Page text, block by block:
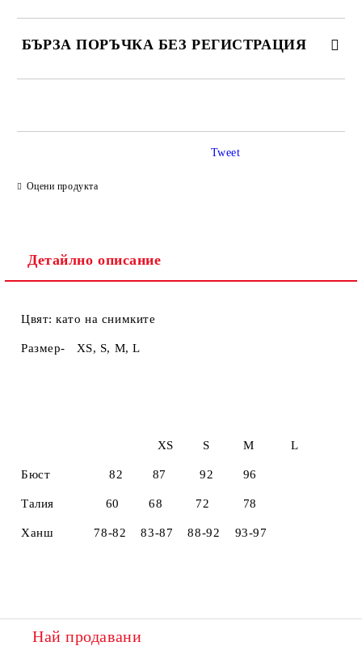
БЪРЗА ПОРЪЧКА БЕЗ РЕГИСТРАЦИЯ
Оцени продукта
Tweet
Детайлно описание
Цвят: като на снимките
Размер- XS, S, M, L
XS S M L
Бюст 82 87 92 96
Талия 60 68 72 78
Ханш 78-82 83-87 88-92 93-97
Най продавани